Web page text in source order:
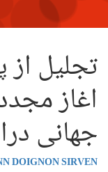
تجلیل از
اغاز
جهانی
DOIGNON SIRVEN